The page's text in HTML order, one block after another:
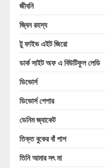
জীবনি
জ্বিন রহস্য
টু ফাইভ এইট জিরো
ডার্ক সাইট অফ এ বিউটিফুল লেডি
ডিভোর্স
ডিভোর্স পেপার
ডেনিম জ্যাকেট
তিক্ত বুকের বাঁ পাশ
তিনি আমার সৎ মা